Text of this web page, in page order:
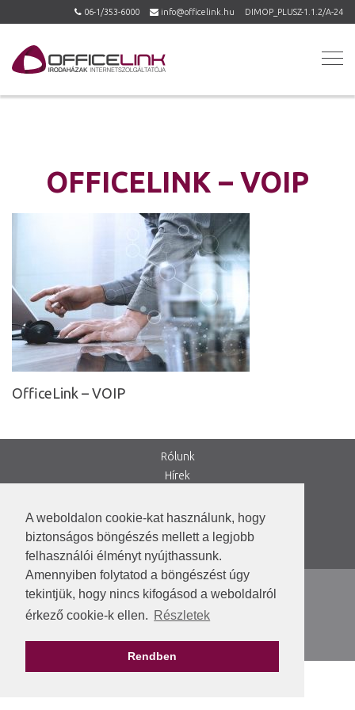
A weboldalon cookie-kat használunk, hogy
biztonságos böngészés mellett a legjobb
felhasználói élményt nyújthassunk.
Amennyiben folytatod a böngészést úgy
tekintjük, hogy nincs kifogásod a weboldalról
érkező cookie-k ellen. Részletek
Rendben
06-1/353-6000 info@officelink.hu DIMOP_PLUSZ-1.1.2/A-24
OFFICELINK – VOIP
OfficeLink – VOIP
Rólunk
Hírek
Kapcsolat
VEKOP-2.1.7-15
DIMOP_PLUSZ-1.1.2/A-24
ÁSZF
Kiskorúak védelme
Adatkezelési Tájékoztató